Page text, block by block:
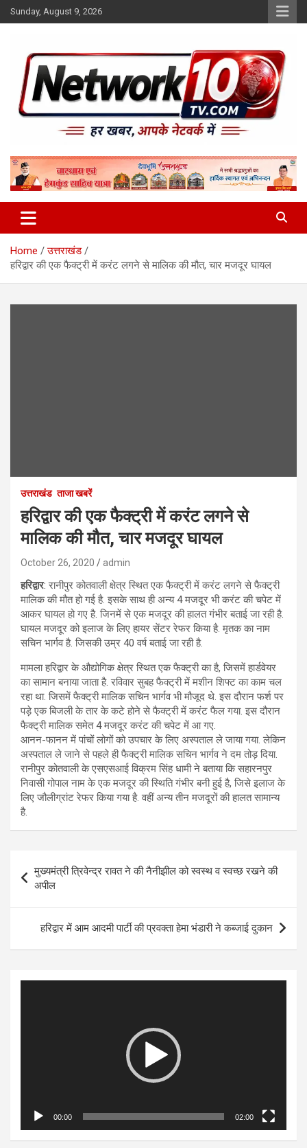
Skip
to
Sunday, August 9, 2026
Network10tv
Home
उत्तराखंड
हरिद्वार की एक फैक्ट्री में करंट लगने से मालिक की मौत, चार मजदूर घायल
उत्तराखंड ताजा खबरें
हरिद्वार की एक फैक्ट्री में करंट लगने से
मालिक की मौत, चार मजदूर घायल
October 26, 2020 admin
हरिद्वार: रानीपुर कोतवाली क्षेत्र स्थित एक फैक्ट्री में करंट लगने से फैक्ट्री
मालिक की मौत हो गई है. इसके साथ ही अन्य 4 मजदूर भी करंट की चपेट में
आकर घायल हो गए है. जिनमें से एक मजदूर की हालत गंभीर बताई जा रही है.
घायल मजदूर को इलाज के लिए हायर सेंटर रेफर किया है. मृतक का नाम
सचिन भार्गव है. जिसकी उम्र 40 वर्ष बताई जा रही है.
मामला हरिद्वार के औद्योगिक क्षेत्र स्थित एक फैक्ट्री का है, जिसमें हार्डवेयर
का सामान बनाया जाता है. रविवार सुबह फैक्ट्री में मशीन शिफ्ट का काम चल
रहा था. जिसमें फैक्ट्री मालिक सचिन भार्गव भी मौजूद थे. इस दौरान फर्श पर
पड़े एक बिजली के तार के कटे होने से फैक्ट्री में करंट फैल गया. इस दौरान
फैक्ट्री मालिक समेत 4 मजदूर करंट की चपेट में आ गए.
आनन-फानन में पांचों लोगों को उपचार के लिए अस्पताल ले जाया गया. लेकिन
अस्पताल ले जाने से पहले ही फैक्ट्री मालिक सचिन भार्गव ने दम तोड़ दिया.
रानीपुर कोतवाली के एसएसआई विक्रम सिंह धामी ने बताया कि सहारनपुर
निवासी गोपाल नाम के एक मजदूर की स्थिति गंभीर बनी हुई है, जिसे इलाज के
लिए जौलीग्रांट रेफर किया गया है. वहीं अन्य तीन मजदूरों की हालत सामान्य
है.
navigation
मुख्यमंत्री त्रिवेन्द्र रावत ने की नैनीझील को स्वस्थ व स्वच्छ रखने की
अपील
हरिद्वार में आम आदमी पार्टी की प्रवक्ता हेमा भंडारी ने कब्जाई दुकान
00:00 02:00